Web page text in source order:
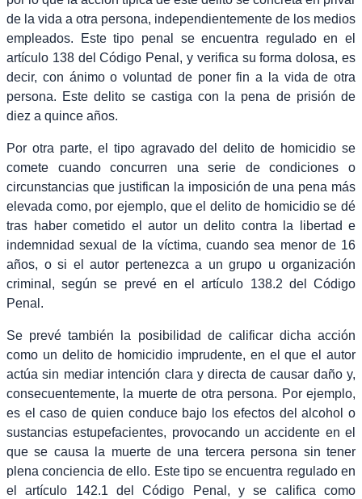
de la vida a otra persona, independientemente de los medios
empleados. Este tipo penal se encuentra regulado en el
artículo 138 del Código Penal, y verifica su forma dolosa, es
decir, con ánimo o voluntad de poner fin a la vida de otra
persona. Este delito se castiga con la pena de prisión de
diez a quince años.
Por otra parte, el tipo agravado del delito de homicidio se
comete cuando concurren una serie de condiciones o
circunstancias que justifican la imposición de una pena más
elevada como, por ejemplo, que el delito de homicidio se dé
tras haber cometido el autor un delito contra la libertad e
indemnidad sexual de la víctima, cuando sea menor de 16
años, o si el autor pertenezca a un grupo u organización
criminal, según se prevé en el artículo 138.2 del Código
Penal.
Se prevé también la posibilidad de calificar dicha acción
como un delito de homicidio imprudente, en el que el autor
actúa sin mediar intención clara y directa de causar daño y,
consecuentemente, la muerte de otra persona. Por ejemplo,
es el caso de quien conduce bajo los efectos del alcohol o
sustancias estupefacientes, provocando un accidente en el
que se causa la muerte de una tercera persona sin tener
plena conciencia de ello. Este tipo se encuentra regulado en
el artículo 142.1 del Código Penal, y se califica como